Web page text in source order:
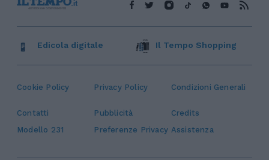
Cookie Policy Privacy Policy Condizioni Generali
Contatti Pubblicità
Credits
Modello 231
Preferenze Privacy Assistenza
Edicola digitale Il Tempo Shopping